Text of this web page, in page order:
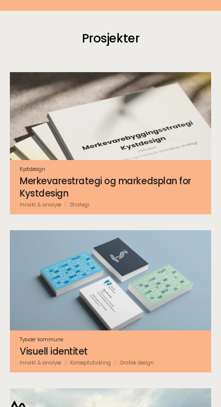
Prosjekter
Kystdesign
Merkevare­strategi og markedsplan for
Kystdesign
Innsikt & analyse Strategi
Tysvær kommune
Visuell identitet
Innsikt & analyse Konsept­utvikling Grafisk design